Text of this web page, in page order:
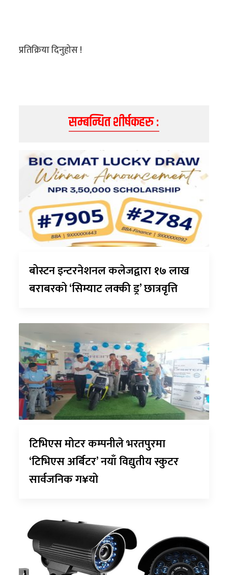
प्रतिक्रिया दिनुहोस !
सम्बन्धित शीर्षकहरु :
बोस्टन इन्टरनेशनल कलेजद्वारा १७ लाख
बराबरको ‘सिम्याट लक्की ड्र’ छात्रवृत्ति
टिभिएस मोटर कम्पनीले भरतपुरमा
‘टिभिएस अर्बिटर’ नयाँ विद्युतीय स्कुटर
सार्वजनिक ग¥यो